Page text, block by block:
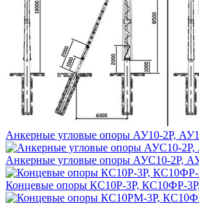
Анкерные угловые опоры АУ10-2Р,
Анкерные угловые опоры АУС10-2Р,
Концевые опоры КС10Р-3Р, КС10ФР-